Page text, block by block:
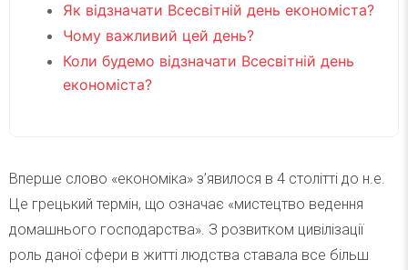
Як відзначати Всесвітній день економіста?
Чому важливий цей день?
Коли будемо відзначати Всесвітній день
економіста?
Вперше слово «економіка» з’явилося в 4 столітті до н.е.
Це грецький термін, що означає «мистецтво ведення
домашнього господарства». З розвитком цивілізації
роль даної сфери в житті людства ставала все більш